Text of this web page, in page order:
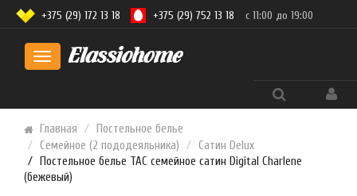
Toggle
+375 (29) 172 13 18 +375 (29) 752 13 18 с 11:00 до 19:00
Главная
Постельное белье
Семейное (2 пододеяльника)
Сатин Delux
Постельное белье TAC семейное сатин Digital Charlene
(бежевый)